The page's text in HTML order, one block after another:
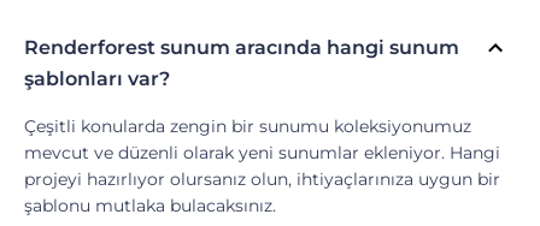
Renderforest sunum aracında hangi sunum
şablonları var?
Çeşitli konularda zengin bir sunumu koleksiyonumuz
mevcut ve düzenli olarak yeni sunumlar ekleniyor. Hangi
projeyi hazırlıyor olursanız olun, ihtiyaçlarınıza uygun bir
şablonu mutlaka bulacaksınız.